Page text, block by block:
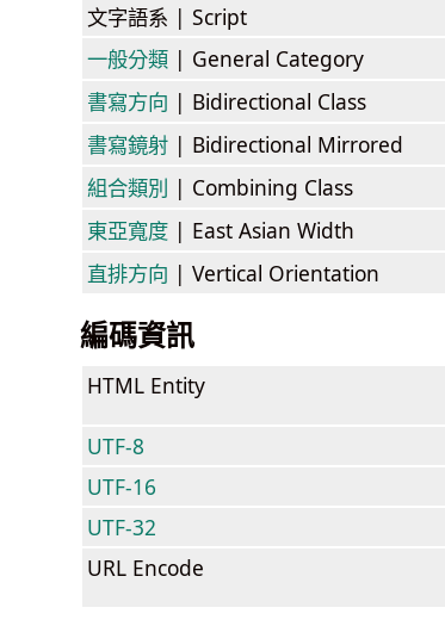
文字語系 | Script
一般分類 | General Category
書寫方向 | Bidirectional Class
書寫鏡射 | Bidirectional Mirrored
組合類別 | Combining Class
東亞寬度 | East Asian Width
直排方向 | Vertical Orientation
編碼資訊
HTML Entity
UTF-8
UTF-16
UTF-32
URL Encode